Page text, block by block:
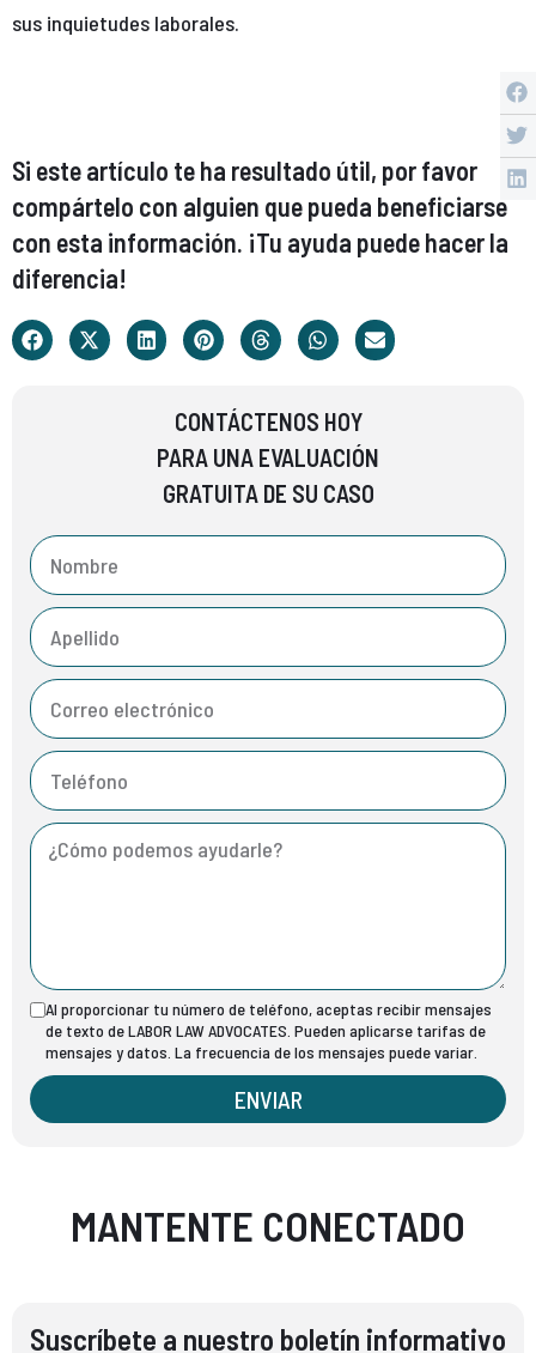
sus inquietudes laborales.
Si este artículo te ha resultado útil, por favor
compártelo con alguien que pueda beneficiarse
con esta información. ¡Tu ayuda puede hacer la
diferencia!
CONTÁCTENOS HOY
PARA UNA EVALUACIÓN
GRATUITA DE SU CASO
Al proporcionar tu número de teléfono, aceptas recibir mensajes
de texto de LABOR LAW ADVOCATES. Pueden aplicarse tarifas de
mensajes y datos. La frecuencia de los mensajes puede variar.
ENVIAR
MANTENTE CONECTADO
Suscríbete a nuestro boletín informativo